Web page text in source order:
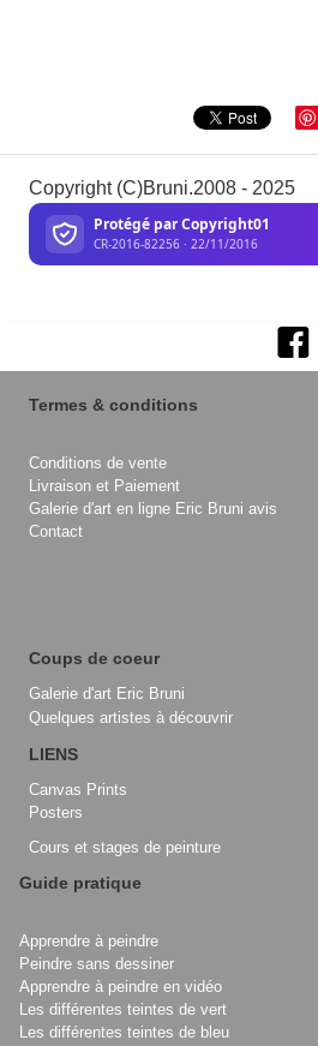
Copyright (C)Bruni.2008 - 2025
Termes & conditions
Conditions de vente
Livraison et Paiement
Galerie d'art en ligne Eric Bruni avis
Contact
Coups de coeur
Galerie d'art Eric Bruni
Quelques artistes à découvrir
LIENS
Canvas Prints
Posters
Cours et stages de peinture
Guide pratique
Apprendre à peindre
Peindre sans dessiner
Apprendre à peindre en vidéo
Les différentes teintes de vert
Les différentes teintes de bleu